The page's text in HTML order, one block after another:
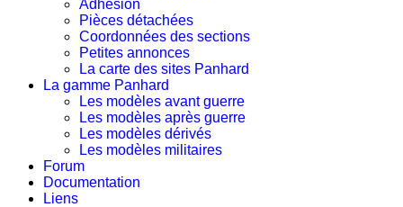
Adhésion
Pièces détachées
Coordonnées des sections
Petites annonces
La carte des sites Panhard
La gamme Panhard
Les modèles avant guerre
Les modèles après guerre
Les modèles dérivés
Les modèles militaires
Forum
Documentation
Liens